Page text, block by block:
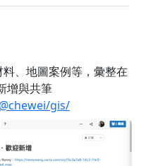
、地圖案例等，彙整在
增與共筆
gis/